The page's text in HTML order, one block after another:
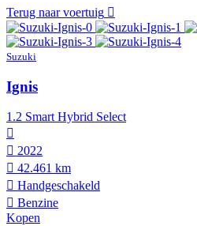
Terug naar voertuig
Suzuki
Ignis
1.2 Smart Hybrid Select
2022
42.461 km
Hand­geschakeld
Benzine
Kopen